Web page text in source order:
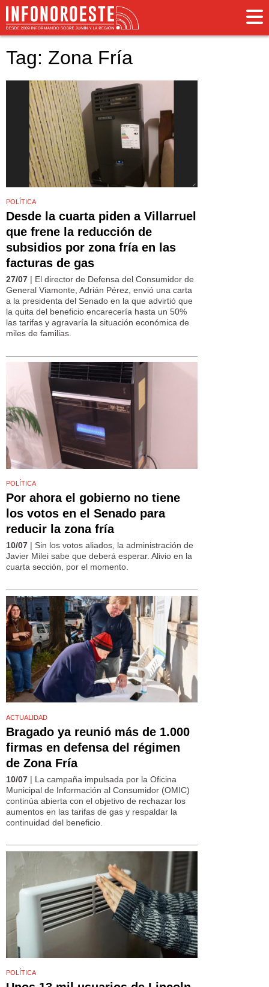
Tag: Zona Fría
POLÍTICA
Desde la cuarta piden a Villarruel
que frene la reducción de
subsidios por zona fría en las
facturas de gas
27/07 | El director de Defensa del Consumidor de
General Viamonte, Adrián Pérez, envió una carta
a la presidenta del Senado en la que advirtió que
la quita del beneficio encarecería hasta un 50%
las tarifas y agravaría la situación económica de
miles de familias.
POLÍTICA
Por ahora el gobierno no tiene
los votos en el Senado para
reducir la zona fría
10/07 | Sin los votos aliados, la administración de
Javier Milei sabe que deberá esperar. Alivio en la
cuarta sección, por el momento.
ACTUALIDAD
Bragado ya reunió más de 1.000
firmas en defensa del régimen
de Zona Fría
10/07 | La campaña impulsada por la Oficina
Municipal de Información al Consumidor (OMIC)
continúa abierta con el objetivo de rechazar los
aumentos en las tarifas de gas y respaldar la
continuidad del beneficio.
POLÍTICA